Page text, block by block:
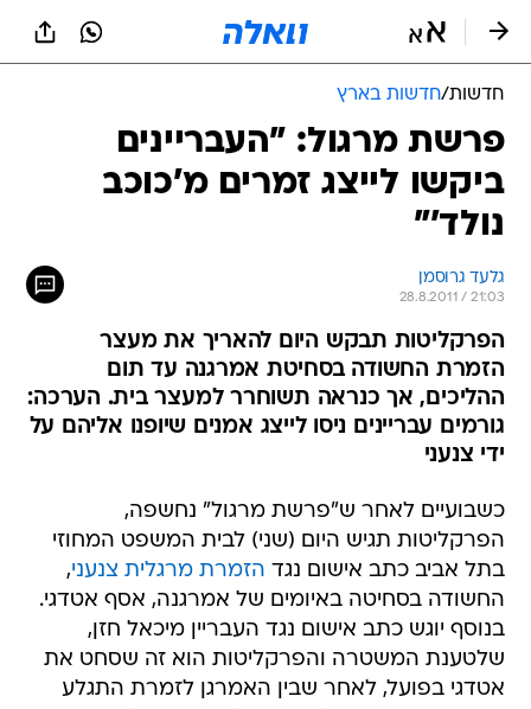
חדשות/חדשות בארץ
פרשת מרגול: "העבריינים
ביקשו לייצג זמרים מ'כוכב
נולד'"
גלעד גרוסמן
28.8.2011 / 21:03
הפרקליטות תבקש היום להאריך את מעצר
הזמרת החשודה בסחיטת אמרגנה עד תום
ההליכים, אך כנראה תשוחרר למעצר בית. הערכה:
גורמים עבריינים ניסו לייצג אמנים שיופנו אליהם על
ידי צנעני
כשבועיים לאחר ש"פרשת מרגול" נחשפה,
הפרקליטות תגיש היום (שני) לבית המשפט המחוזי
בתל אביב כתב אישום נגד הזמרת מרגלית צנעני,
החשודה בסחיטה באיומים של אמרגנה, אסף אטדגי.
בנוסף יוגש כתב אישום נגד העבריין מיכאל חזן,
שלטענת המשטרה והפרקליטות הוא זה שסחט את
אטדגי בפועל, לאחר שבין האמרגן לזמרת התגלע